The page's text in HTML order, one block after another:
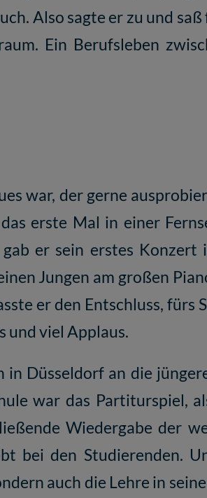
Also sagte er zu und
Ein Berufsleben
war, der gerne
erste Mal in einer
er sein erstes
Jungen am großen
er den Entschluss, fürs
und viel Applaus.
Düsseldorf an die
war das Partiturspiel,
Wiedergabe der
bei den Studierenden.
auch die Lehre in